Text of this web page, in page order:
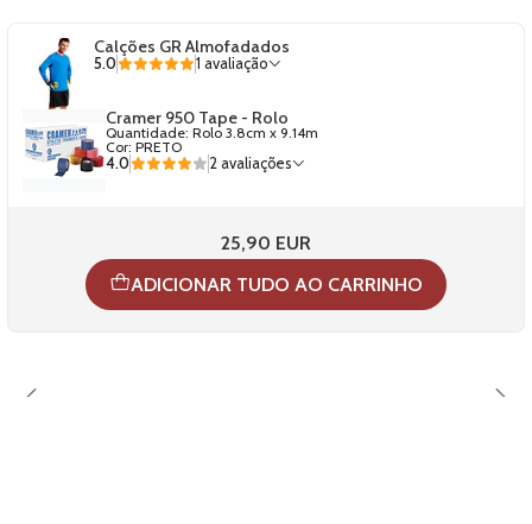
Calções GR Almofadados
5.0 1 avaliação
Cramer 950 Tape - Rolo
Quantidade: Rolo 3.8cm x 9.14m
Cor: PRETO
4.0
2 avaliações
25,90 EUR
ADICIONAR TUDO AO CARRINHO